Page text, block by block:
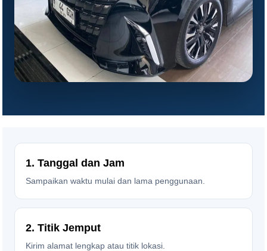
1. Tanggal dan Jam
Sampaikan waktu mulai dan lama penggunaan.
2. Titik Jemput
Kirim alamat lengkap atau titik lokasi.